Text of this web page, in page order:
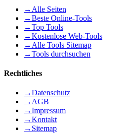
→ Alle Seiten
→Beste Online-Tools
→Top Tools
→Kostenlose Web-Tools
→ Alle Tools Sitemap
→Tools durchsuchen
Rechtliches
→Datenschutz
→ AGB
→Impressum
→Kontakt
→ Sitemap